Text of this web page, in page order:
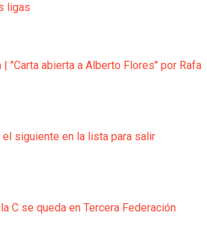
ligas
| "Carta abierta a Alberto Flores" por Rafa
siguiente en la lista para salir
C se queda en Tercera Federación